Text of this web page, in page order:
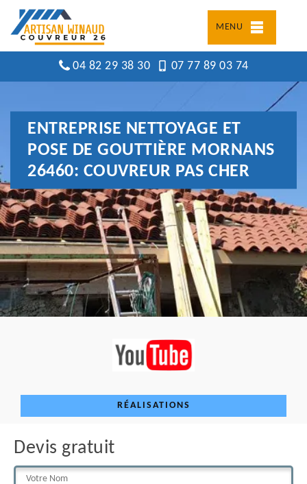
MENU
04 82 29 38 30 07 77 89 03 74
ENTREPRISE NETTOYAGE ET
POSE DE GOUTTIÈRE MORNANS
26460: COUVREUR PAS CHER
RÉALISATIONS
Devis gratuit